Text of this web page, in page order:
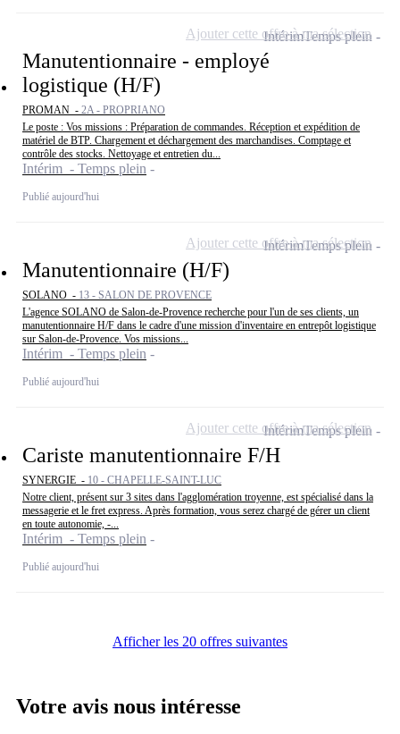
Manutentionnaire - employé
logistique (H/F)
PROMAN - 2A - PROPRIANO
Le poste : Vos missions : Préparation de commandes. Réception et expédition de
matériel de BTP. Chargement et déchargement des marchandises. Comptage et
contrôle des stocks. Nettoyage et entretien du...
Intérim - Temps plein
Publié aujourd'hui
IntérimTemps plein
Ajouter cette offre à ma sélection
Manutentionnaire (H/F)
SOLANO - 13 - SALON DE PROVENCE
L'agence SOLANO de Salon-de-Provence recherche pour l'un de ses clients, un
manutentionnaire H/F dans le cadre d'une mission d'inventaire en entrepôt logistique
sur Salon-de-Provence. Vos missions...
Intérim - Temps plein
Publié aujourd'hui
IntérimTemps plein
Ajouter cette offre à ma sélection
Cariste manutentionnaire F/H
SYNERGIE - 10 - CHAPELLE-SAINT-LUC
Notre client, présent sur 3 sites dans l'agglomération troyenne, est spécialisé dans la
messagerie et le fret express. Après formation, vous serez chargé de gérer un client
en toute autonomie, -...
Intérim - Temps plein
Publié aujourd'hui
IntérimTemps plein
Ajouter cette offre à ma sélection
Afficher les 20 offres suivantes
Votre avis nous intéresse